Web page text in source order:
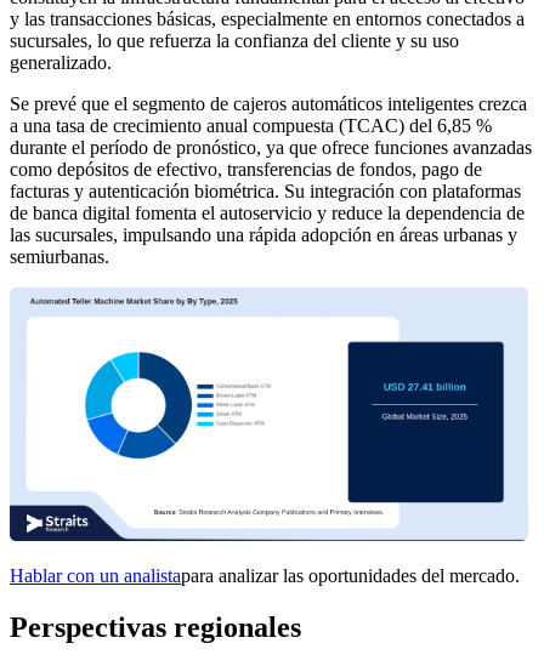
y las transacciones básicas, especialmente en entornos conectados a
sucursales, lo que refuerza la confianza del cliente y su uso
generalizado.
Se prevé que el segmento de cajeros automáticos inteligentes crezca
a una tasa de crecimiento anual compuesta (TCAC) del 6,85 %
durante el período de pronóstico, ya que ofrece funciones avanzadas
como depósitos de efectivo, transferencias de fondos, pago de
facturas y autenticación biométrica. Su integración con plataformas
de banca digital fomenta el autoservicio y reduce la dependencia de
las sucursales, impulsando una rápida adopción en áreas urbanas y
semiurbanas.
Hablar con un analistapara analizar las oportunidades del mercado.
Perspectivas regionales